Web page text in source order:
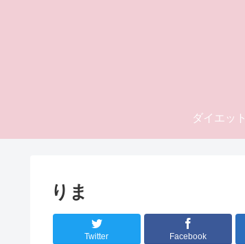
ダイエット
りま
Twitter Facebook